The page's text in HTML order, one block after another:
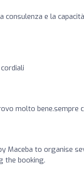
consulenza e la
molto bene.sempre
Maceba to organise
the booking.